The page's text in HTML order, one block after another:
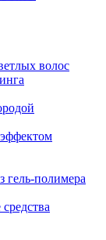
волос
гель-полимера